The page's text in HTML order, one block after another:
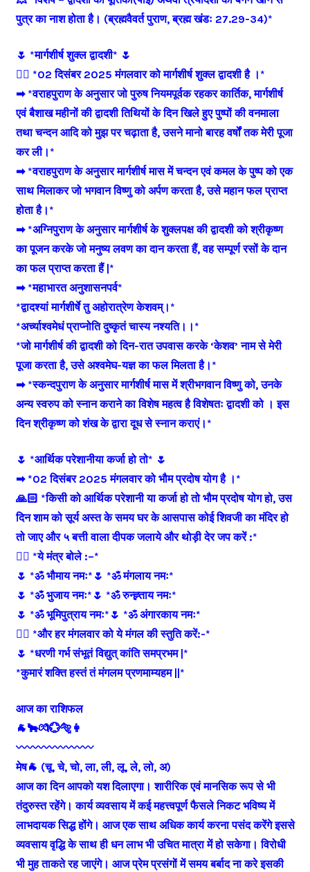
पुत्र का नाश होता है। (ब्रह्मवैवर्त पुराण, ब्रह्म खंडः 27.29-34)*
🌷 *मार्गशीर्ष शुक्ल द्वादशी* 🌷
👉🏻 *02 दिसंबर 2025 मंगलवार को मार्गशीर्ष शुक्ल द्वादशी है ।*
➡ *वराहपुराण के अनुसार जो पुरुष नियमपूर्वक रहकर कार्तिक, मार्गशीर्ष
एवं बैशाख महीनों की द्वादशी तिथियों के दिन खिले हुए पुष्पों की वनमाला
तथा चन्दन आदि को मुझ पर चढ़ाता है, उसने मानो बारह वर्षों तक मेरी पूजा
कर ली।*
➡ *वराहपुराण के अनुसार मार्गशीर्ष मास में चन्दन एवं कमल के पुष्प को एक
साथ मिलाकर जो भगवान विष्णु को अर्पण करता है, उसे महान फल प्राप्त
होता है।*
➡ *अग्निपुराण के अनुसार मार्गशीर्ष के शुक्लपक्ष की द्वादशी को श्रीकृष्ण
का पूजन करके जो मनुष्य लवण का दान करता हैं, वह सम्पूर्ण रसों के दान
का फल प्राप्त करता हैं |*
➡ *महाभारत अनुशासनपर्व*
*द्वादश्यां मार्गशीर्षे तु अहोरात्रेण केशवम्।*
*अर्च्याश्वमेधं प्राप्नोति दुष्कृतं चास्य नश्यति।।*
*जो मार्गशीर्ष की द्वादशी को दिन-रात उपवास करके ‘केशव’ नाम से मेरी
पूजा करता है, उसे अश्‍वमेघ-यज्ञ का फल मिलता है।*
➡ *स्कन्दपुराण के अनुसार मार्गशीर्ष मास में श्रीभगवान विष्णु को, उनके
अन्य स्वरुप को स्नान कराने का विशेष महत्व है विशेषतः द्वादशी को । इस
दिन श्रीकृष्ण को शंख के द्वारा दूध से स्नान कराएं।*
🌷 *आर्थिक परेशानीया कर्जा हो तो* 🌷
➡ *02 दिसंबर 2025 मंगलवार को भौम प्रदोष योग है ।*
🙏🏻 *किसी को आर्थिक परेशानी या कर्जा हो तो भौम प्रदोष योग हो, उस
दिन शाम को सूर्य अस्त के समय घर के आसपास कोई शिवजी का मंदिर हो
तो जाए और ५ बत्ती वाला दीपक जलाये और थोड़ी देर जप करें :*
👉🏻 *ये मंत्र बोले :–*
🌷 *ॐ भौमाय नमः* 🌷 *ॐ मंगलाय नमः*
🌷 *ॐ भुजाय नमः* 🌷 *ॐ रुन्ह्र्ताय नमः*
🌷 *ॐ भूमिपुत्राय नमः* 🌷 *ॐ अंगारकाय नमः*
👉🏻 *और हर मंगलवार को ये मंगल की स्तुति करें:-*
🌷 *धरणी गर्भ संभूतं विद्युत् कांति समप्रभम |*
*कुमारं शक्ति हस्तं तं मंगलम प्रणमाम्यहम ||*
आज का राशिफल
🐐🐂💏💮🐅👩
〰️〰️〰️〰️〰️〰️〰️
मेष🐐 (चू, चे, चो, ला, ली, लू, ले, लो, अ)
आज का दिन आपको यश दिलाएगा। शारीरिक एवं मानसिक रूप से भी
तंदुरुस्त रहेंगे। कार्य व्यवसाय में कई महत्त्वपूर्ण फैसले निकट भविष्य में
लाभदायक सिद्ध होंगे। आज एक साथ अधिक कार्य करना पसंद करेंगे इससे
व्यवसाय वृद्धि के साथ ही धन लाभ भी उचित मात्रा में हो सकेगा। विरोधी
भी मुह ताकते रह जाएंगे। आज प्रेम प्रसंगों में समय बर्बाद ना करे इसकी